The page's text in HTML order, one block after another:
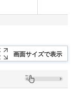
画面サイズで表示